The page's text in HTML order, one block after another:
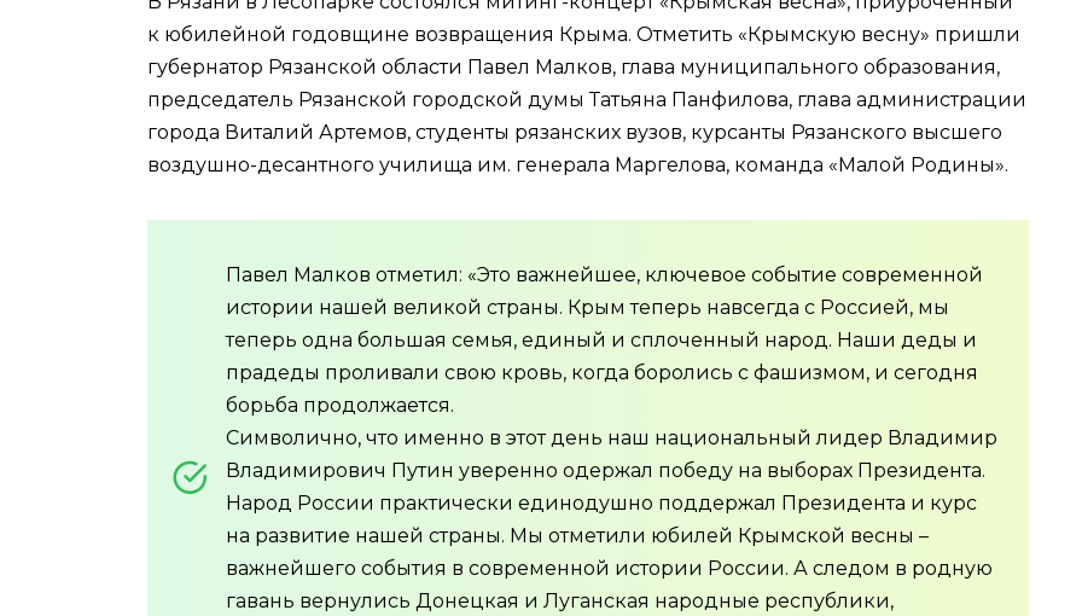
к юбилейной годовщине возвращения Крыма. Отметить «Крымскую весну» пришли
губернатор Рязанской области Павел Малков, глава муниципального образования,
председатель Рязанской городской думы Татьяна Панфилова, глава администрации
города Виталий Артемов, студенты рязанских вузов, курсанты Рязанского высшего
воздушно-десантного училища им. генерала Маргелова, команда «Малой Родины».
Павел Малков отметил: «Это важнейшее, ключевое событие современной
истории нашей великой страны. Крым теперь навсегда с Россией, мы
теперь одна большая семья, единый и сплоченный народ. Наши деды и
прадеды проливали свою кровь, когда боролись с фашизмом, и сегодня
борьба продолжается.
Cимволично, что именно в этот день наш национальный лидер Владимир
Владимирович Путин уверенно одержал победу на выборах Президента.
Народ России практически единодушно поддержал Президента и курс
на развитие нашей страны. Мы отметили юбилей Крымской весны –
важнейшего события в современной истории России. А следом в родную
гавань вернулись Донецкая и Луганская народные республики,